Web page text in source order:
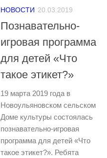
НОВОСТИ 20.03.2019
Познавательно-
игровая программа
для детей «Что
такое этикет?»
19 марта 2019 года в
Новоульяновском сельском
Доме культуры состоялась
познавательно-игровая
программа для детей «Что
такое этикет?». Ребята